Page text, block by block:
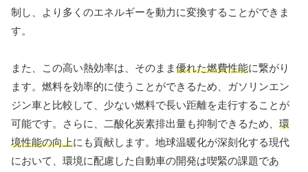
制し、より多くのエネルギーを動力に変換することができま
す。
また、この高い熱効率は、そのまま優れた燃費性能に繋がり
ます。燃料を効率的に使うことができるため、ガソリンエン
ジン車と比較して、少ない燃料で長い距離を走行することが
可能です。さらに、二酸化炭素排出量も抑制できるため、 環
境性能の向上にも貢献します。地球温暖化が深刻化する現代
において、環境に配慮した自動車の開発は喫緊の課題であ